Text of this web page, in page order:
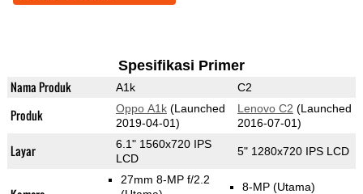
Spesifikasi Primer
Nama Produk A1k C2
Produk Oppo A1k(Launched
2019-04-01)
Lenovo C2 (Launched
2016-07-01)
Layar
6.1" 1560x720 IPS
LCD
5" 1280x720 IPS LCD
27mm 8-MP f/2.2
8-MP (Utama)